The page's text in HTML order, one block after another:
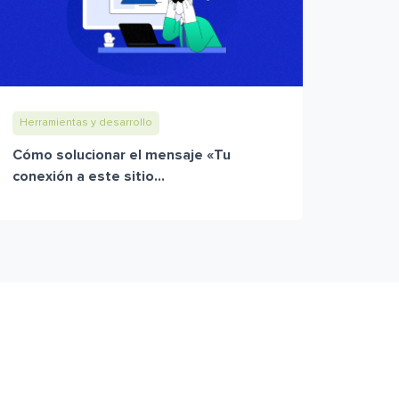
Herramientas y desarrollo
Cómo solucionar el mensaje «Tu
conexión a este sitio...